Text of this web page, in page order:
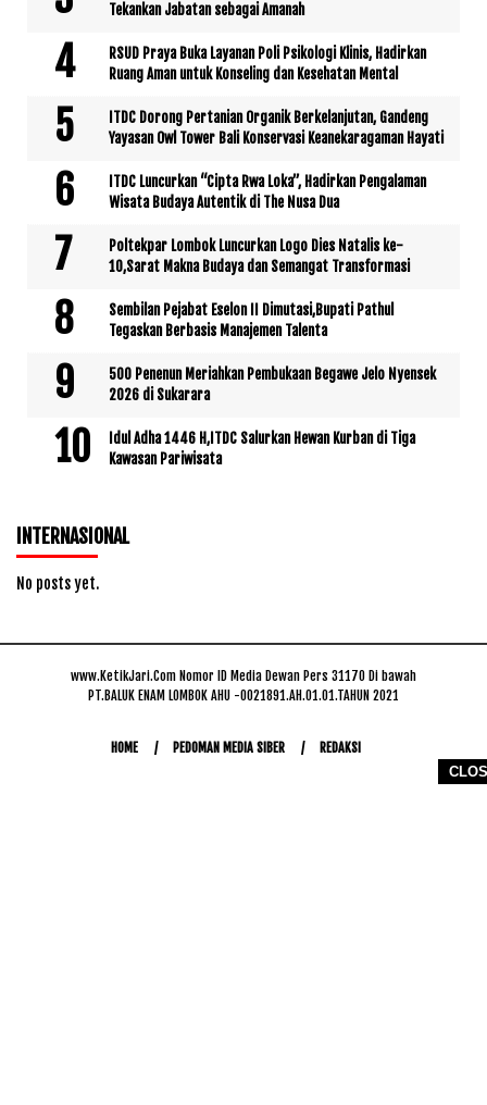
Tekankan Jabatan sebagai Amanah
RSUD Praya Buka Layanan Poli Psikologi Klinis, Hadirkan
Ruang Aman untuk Konseling dan Kesehatan Mental
ITDC Dorong Pertanian Organik Berkelanjutan, Gandeng
Yayasan Owl Tower Bali Konservasi Keanekaragaman Hayati
ITDC Luncurkan “Cipta Rwa Loka”, Hadirkan Pengalaman
Wisata Budaya Autentik di The Nusa Dua
Poltekpar Lombok Luncurkan Logo Dies Natalis ke-
10,Sarat Makna Budaya dan Semangat Transformasi
Sembilan Pejabat Eselon II Dimutasi,Bupati Pathul
Tegaskan Berbasis Manajemen Talenta
500 Penenun Meriahkan Pembukaan Begawe Jelo Nyensek
2026 di Sukarara
Idul Adha 1446 H,ITDC Salurkan Hewan Kurban di Tiga
Kawasan Pariwisata
INTERNASIONAL
No posts yet.
www.KetikJari.Com Nomor ID Media Dewan Pers 31170 Di bawah
PT.BALUK ENAM LOMBOK AHU -0021891.AH.01.01.TAHUN 2021
HOME PEDOMAN MEDIA SIBER REDAKSI